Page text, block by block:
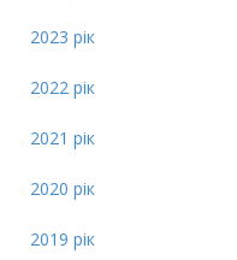
2023 рік
2022 рік
2021 рік
2020 рік
2019 рік